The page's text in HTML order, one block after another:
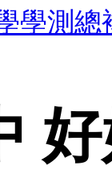
學測總